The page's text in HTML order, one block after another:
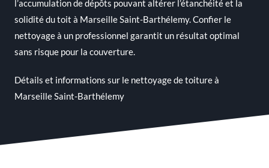
l’accumulation de dépôts pouvant altérer l’étanchéité et la
solidité du toit à Marseille Saint-Barthélemy. Confier le
nettoyage à un professionnel garantit un résultat optimal
sans risque pour la couverture.
Détails et informations sur le nettoyage de toiture à
Marseille Saint-Barthélemy